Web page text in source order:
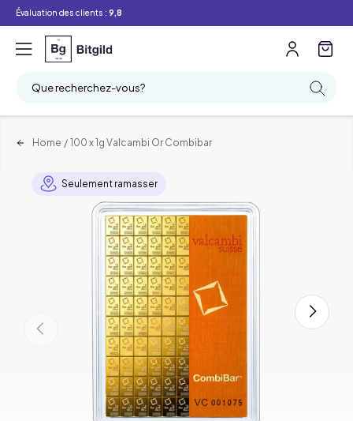
Évaluation des clients : 9,8
Que recherchez-vous?
Home / 100 x 1g Valcambi Or Combibar
Seulement ramasser